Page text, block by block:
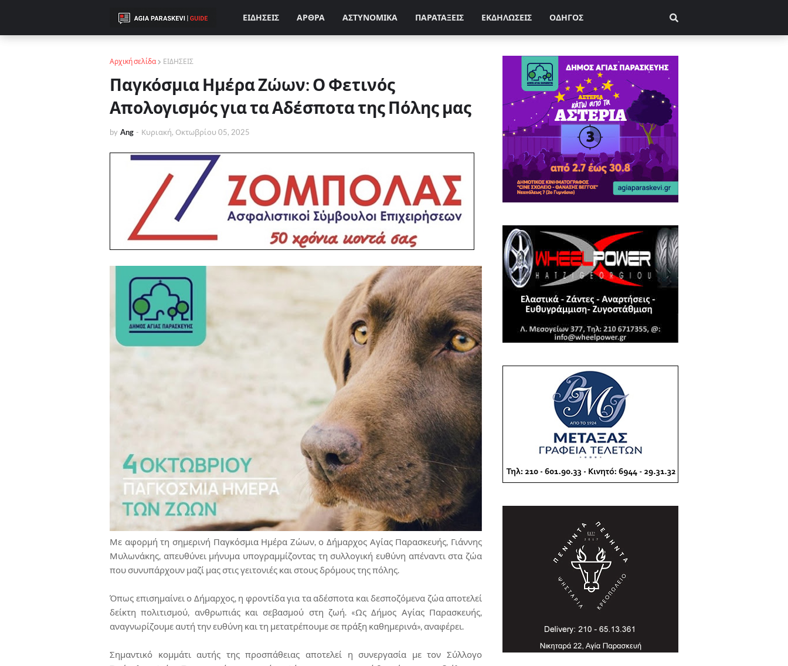
ΕΙΔΗΣΕΙΣ ΑΡΘΡΑ ΑΣΤΥΝΟΜΙΚΑ ΠΑΡΑΤΑΞΕΙΣ ΕΚΔΗΛΩΣΕΙΣ ΟΔΗΓΟΣ
Αρχική σελίδα ΕΙΔΗΣΕΙΣ
Παγκόσμια Ημέρα Ζώων: Ο Φετινός
Απολογισμός για τα Αδέσποτα της Πόλης μας
by Ang - Κυριακή, Οκτωβρίου 05, 2025
Με αφορμή τη σημερινή Παγκόσμια Ημέρα Ζώων, ο Δήμαρχος Αγίας Παρασκευής, Γιάννης
Μυλωνάκης, απευθύνει μήνυμα υπογραμμίζοντας τη συλλογική ευθύνη απέναντι στα ζώα
που συνυπάρχουν μαζί μας στις γειτονιές και στους δρόμους της πόλης.
Όπως επισημαίνει ο Δήμαρχος, η φροντίδα για τα αδέσποτα και δεσποζόμενα ζώα αποτελεί
δείκτη πολιτισμού, ανθρωπιάς και σεβασμού στη ζωή. «Ως Δήμος Αγίας Παρασκευής,
αναγνωρίζουμε αυτή την ευθύνη και τη μετατρέπουμε σε πράξη καθημερινά», αναφέρει.
Σημαντικό κομμάτι αυτής της προσπάθειας αποτελεί η συνεργασία με τον Σύλλογο